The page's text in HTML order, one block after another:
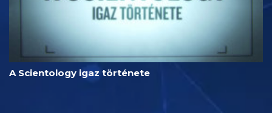
A Scientology igaz története